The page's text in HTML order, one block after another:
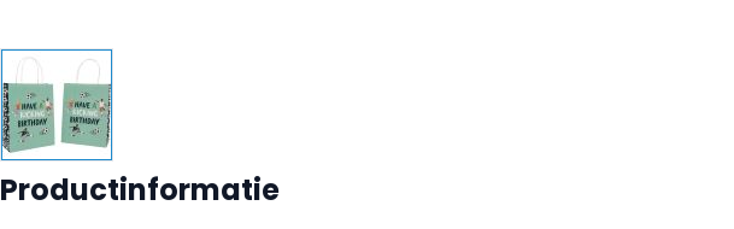
Productinformatie